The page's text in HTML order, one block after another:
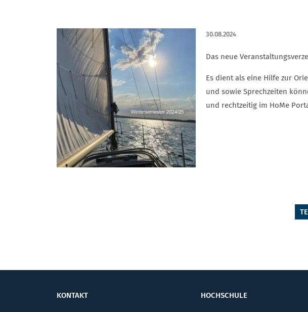
30.08.2024
Das neue
Es dient als eine Hilfe zur
und sowie Sprechzeiten
und rechtzeitig im HoMe
KONTAKT HOCHSCHULE